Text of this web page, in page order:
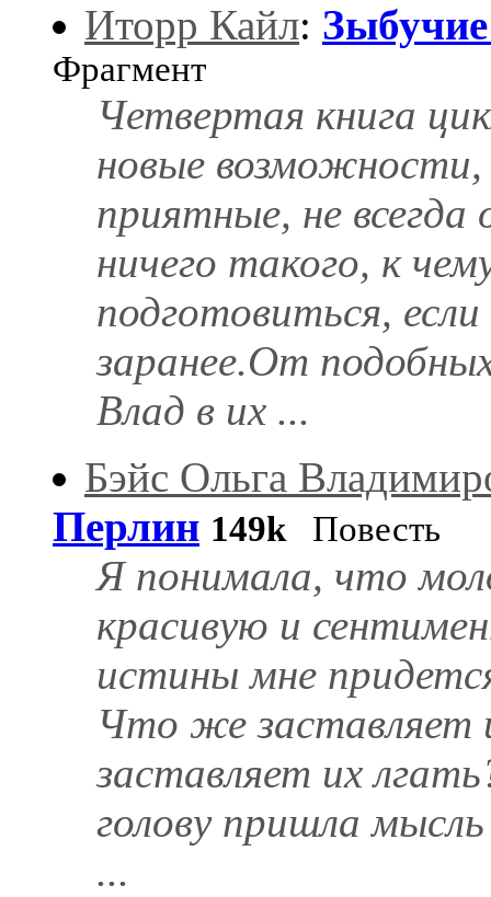
Иторр Кайл:
Фрагмент
Четвертая книга
новые возможности,
приятные, не
ничего такого, к
подготовиться,
заранее.От
Влад в их ...
Бэйс Ольга
Перлин 149kПовесть
Я понимала, что
красивую и
истины мне
Что же заставляет
заставляет их
голову пришла
...